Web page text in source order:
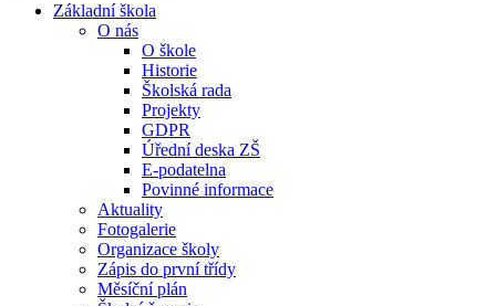
Základní škola
O nás
O škole
Historie
Školská rada
Projekty
GDPR
Úřední deska ZŠ
E-podatelna
Povinné informace
Aktuality
Fotogalerie
Organizace školy
Zápis do první třídy
Měsíční plán